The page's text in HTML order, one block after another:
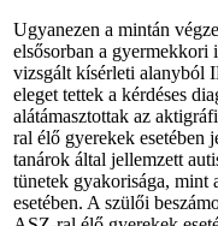
Ugyanezen a mintán
elsősorban a gyermekkori
vizsgált kísérleti alanyból
eleget tettek a kérdéses
alátámasztottak az
ral élő gyerekek esetében
tanárok által jellemzett
tünetek gyakorisága, mint
esetében. A szülői